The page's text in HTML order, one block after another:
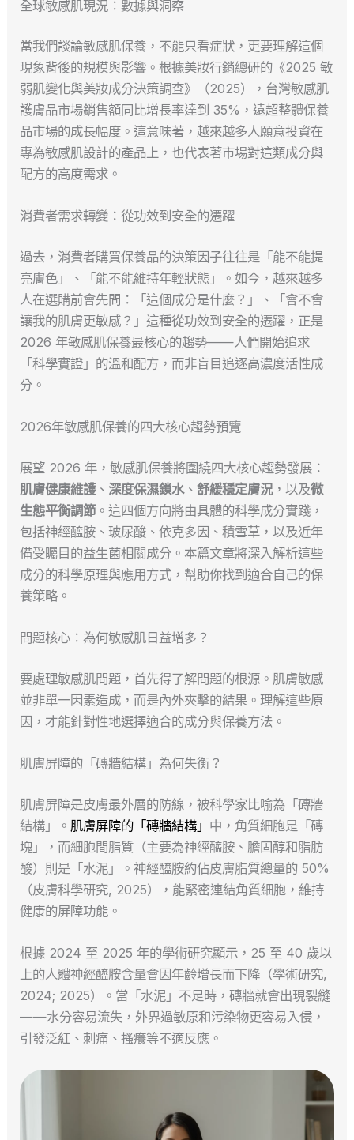
全球敏感肌現況：數據與洞察
當我們談論敏感肌保養，不能只看症狀，更要理解這個
現象背後的規模與影響。根據美妝行銷總研的《2025 敏
弱肌變化與美妝成分決策調查》（2025），台灣敏感肌
護膚品市場銷售額同比增長率達到 35%，遠超整體保養
品市場的成長幅度。這意味著，越來越多人願意投資在
專為敏感肌設計的產品上，也代表著市場對這類成分與
配方的高度需求。
消費者需求轉變：從功效到安全的遷躍
過去，消費者購買保養品的決策因子往往是「能不能提
亮膚色」、「能不能維持年輕狀態」。如今，越來越多
人在選購前會先問：「這個成分是什麼？」、「會不會
讓我的肌膚更敏感？」這種從功效到安全的遷躍，正是
2026 年敏感肌保養最核心的趨勢——人們開始追求
「科學實證」的溫和配方，而非盲目追逐高濃度活性成
分。
2026年敏感肌保養的四大核心趨勢預覽
展望 2026 年，敏感肌保養將圍繞四大核心趨勢發展：
肌膚健康維護、深度保濕鎖水、舒緩穩定膚況，以及微
生態平衡調節。這四個方向將由具體的科學成分實踐，
包括神經醯胺、玻尿酸、依克多因、積雪草，以及近年
備受矚目的益生菌相關成分。本篇文章將深入解析這些
成分的科學原理與應用方式，幫助你找到適合自己的保
養策略。
問題核心：為何敏感肌日益增多？
要處理敏感肌問題，首先得了解問題的根源。肌膚敏感
並非單一因素造成，而是內外夾擊的結果。理解這些原
因，才能針對性地選擇適合的成分與保養方法。
肌膚屏障的「磚牆結構」為何失衡？
肌膚屏障是皮膚最外層的防線，被科學家比喻為「磚牆
結構」。 肌膚屏障的「磚牆結構」 中，角質細胞是「磚
塊」，而細胞間脂質（主要為神經醯胺、膽固醇和脂肪
酸）則是「水泥」。神經醯胺約佔皮膚脂質總量的 50%
（皮膚科學研究, 2025），能緊密連結角質細胞，維持
健康的屏障功能。
根據 2024 至 2025 年的學術研究顯示，25 至 40 歲以
上的人體神經醯胺含量會因年齡增長而下降（學術研究,
2024; 2025）。當「水泥」不足時，磚牆就會出現裂縫
——水分容易流失，外界過敏原和污染物更容易入侵，
引發泛紅、刺痛、搔癢等不適反應。